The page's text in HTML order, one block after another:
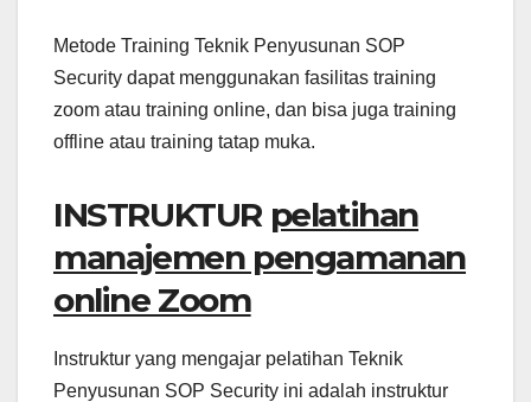
Metode Training Teknik Penyusunan SOP
Security dapat menggunakan fasilitas training
zoom atau training online, dan bisa juga training
offline atau training tatap muka.
INSTRUKTUR pelatihan
manajemen pengamanan
online Zoom
Instruktur yang mengajar pelatihan Teknik
Penyusunan SOP Security ini adalah instruktur